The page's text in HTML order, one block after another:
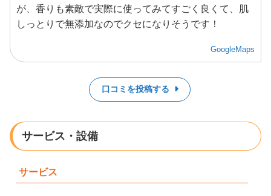
が、香りも素敵で実際に使ってみてすごく良くて、肌
しっとりで無添加なのでクセになりそうです！
GoogleMaps
口コミを投稿する
サービス・設備
サービス